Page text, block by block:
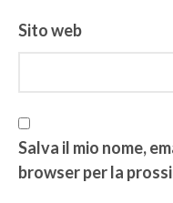
Sito web
Salva il mio nome,
browser per la